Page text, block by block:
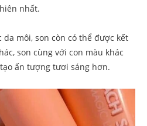
nhất.
da môi, son còn có thể được kết
son cùng với con màu khác
ấn tượng tươi sáng hơn.